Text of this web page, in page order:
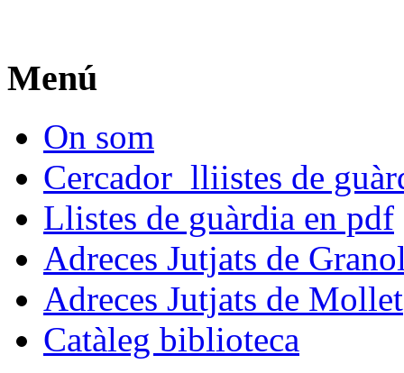
Menú
On som
Cercador lliistes de
Llistes de guàrdia en pdf
Adreces Jutjats de
Adreces Jutjats de Mollet
Catàleg biblioteca